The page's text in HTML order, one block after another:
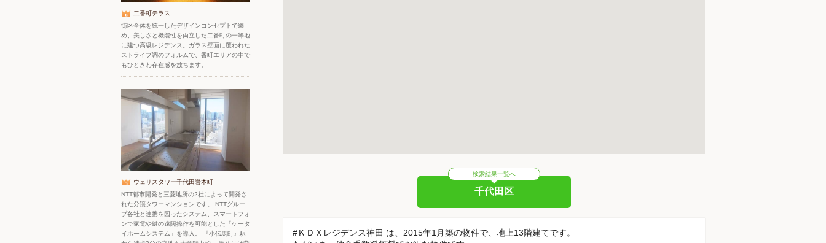
検索結果一覧へ
千代田区
#ＫＤＸレジデンス神田 は、2015年1月築の物件で、地上13階建てです。
二番町テラス
街区全体を統一したデザインコンセプトで纏
め、美しさと機能性を両立した二番町の一等地
に建つ高級レジデンス。ガラス壁面に覆われた
ストライプ調のフォルムで、番町エリアの中で
もひときわ存在感を放ちます。
ウェリスタワー千代田岩本町
NTT都市開発と三菱地所の2社によって開発さ
れた分譲タワーマンションです。 NTTグルー
プ各社と連携を図ったシステム、スマートフォ
ンで家電や鍵の遠隔操作を可能とした「ケータ
イホームシステム」を導入。 『小伝馬町』駅